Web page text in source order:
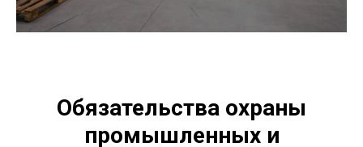
Обязательства охраны
промышленных и